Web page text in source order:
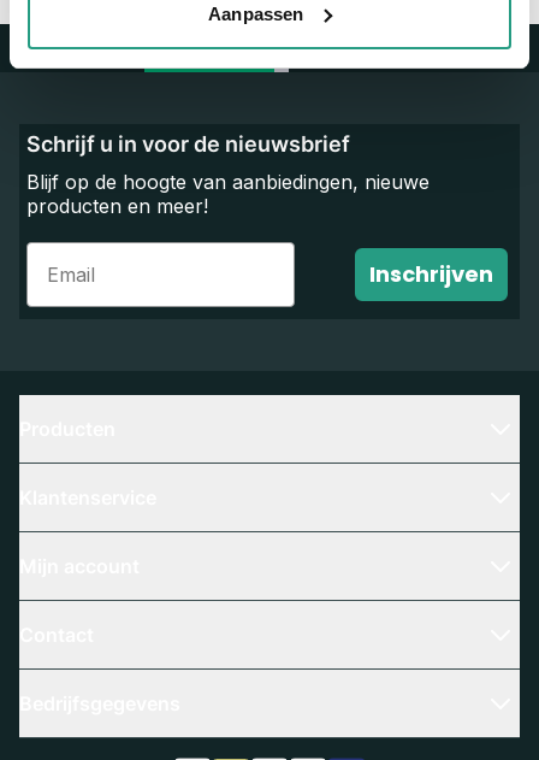
Aanpassen
Schrijf u in voor de nieuwsbrief
Blijf op de hoogte van aanbiedingen, nieuwe
producten en meer!
Email
Inschrijven